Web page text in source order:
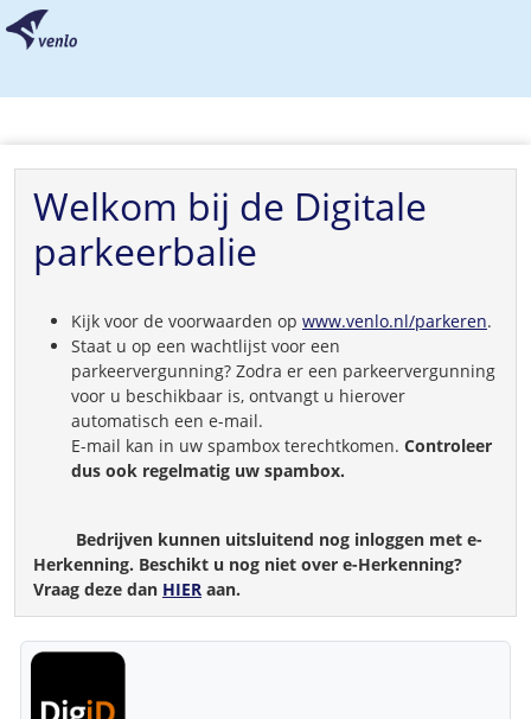
Welkom bij de Digitale
parkeerbalie
Kijk voor de voorwaarden op www.venlo.nl/parkeren.
Staat u op een wachtlijst voor een
parkeervergunning? Zodra er een parkeervergunning
voor u beschikbaar is, ontvangt u hierover
automatisch een e-mail.
E-mail kan in uw spambox terechtkomen. Controleer
dus ook regelmatig uw spambox.
Bedrijven kunnen uitsluitend nog inloggen met e-
Herkenning. Beschikt u nog niet over e-Herkenning?
Vraag deze dan HIER aan.